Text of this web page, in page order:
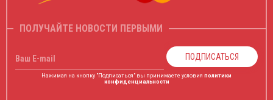
ПОЛУЧАЙТЕ НОВОСТИ ПЕРВЫМИ
Ваш E-mail ПОДПИСАТЬСЯ
Нажимая на кнопку "Подписаться" вы принимаете условия политики
конфиденциальности